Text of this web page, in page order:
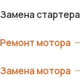
Замена стартера
Ремонт мотора
Замена мотора